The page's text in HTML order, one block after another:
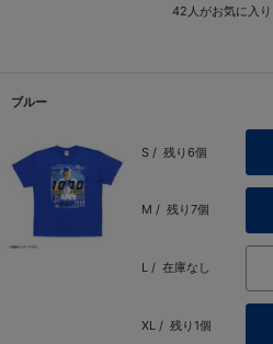
42 人がお気に入
ブルー
S / 残り6個
M / 残り7個
L / 在庫なし
XL / 残り1個